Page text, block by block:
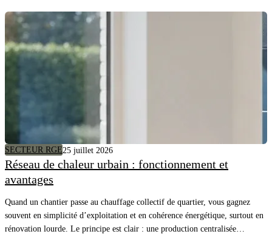
SECTEUR RGE25 juillet 2026
Réseau de chaleur urbain : fonctionnement et
avantages
Quand un chantier passe au chauffage collectif de quartier, vous gagnez
souvent en simplicité d’exploitation et en cohérence énergétique, surtout en
rénovation lourde. Le principe est clair : une production centralisée